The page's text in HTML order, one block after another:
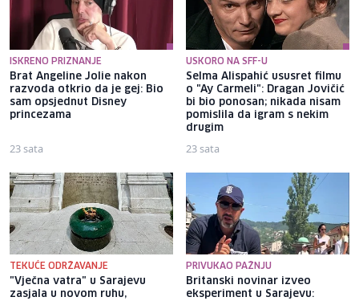
ISKRENO PRIZNANJE
Brat Angeline Jolie nakon
razvoda otkrio da je gej: Bio
sam opsjednut Disney
princezama
23 sata
USKORO NA SFF-U
Selma Alispahić ususret filmu
o "Ay Carmeli": Dragan Jovičić
bi bio ponosan; nikada nisam
pomislila da igram s nekim
drugim
23 sata
TEKUĆE ODRŽAVANJE
"Vječna vatra" u Sarajevu
zasjala u novom ruhu,
PRIVUKAO PAŽNJU
Britanski novinar izveo
eksperiment u Sarajevu: